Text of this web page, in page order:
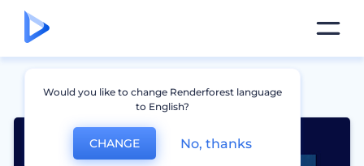
Would you like to change Renderforest language
to English?
CHANGE No, thanks